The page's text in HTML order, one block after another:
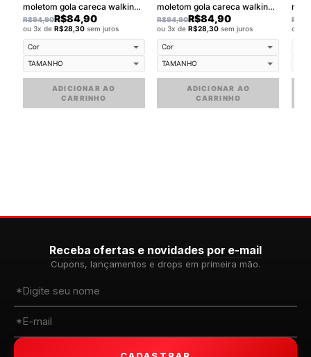
moletom gola careca walkind smilie melt - Copia
R$94,90R$84,90
ou 3x de R$28,30sem juros
ADICIONAR AO
CARRINHO
moletom gola careca walkind clothing
R$94,90R$84,90
ou 3x deR$28,30 sem juros
ADICIONAR AO
CARRINHO
R$
ou
Receba ofertas e novidades por e-mail
Cupons, lançamentos e drops em primeira mão.